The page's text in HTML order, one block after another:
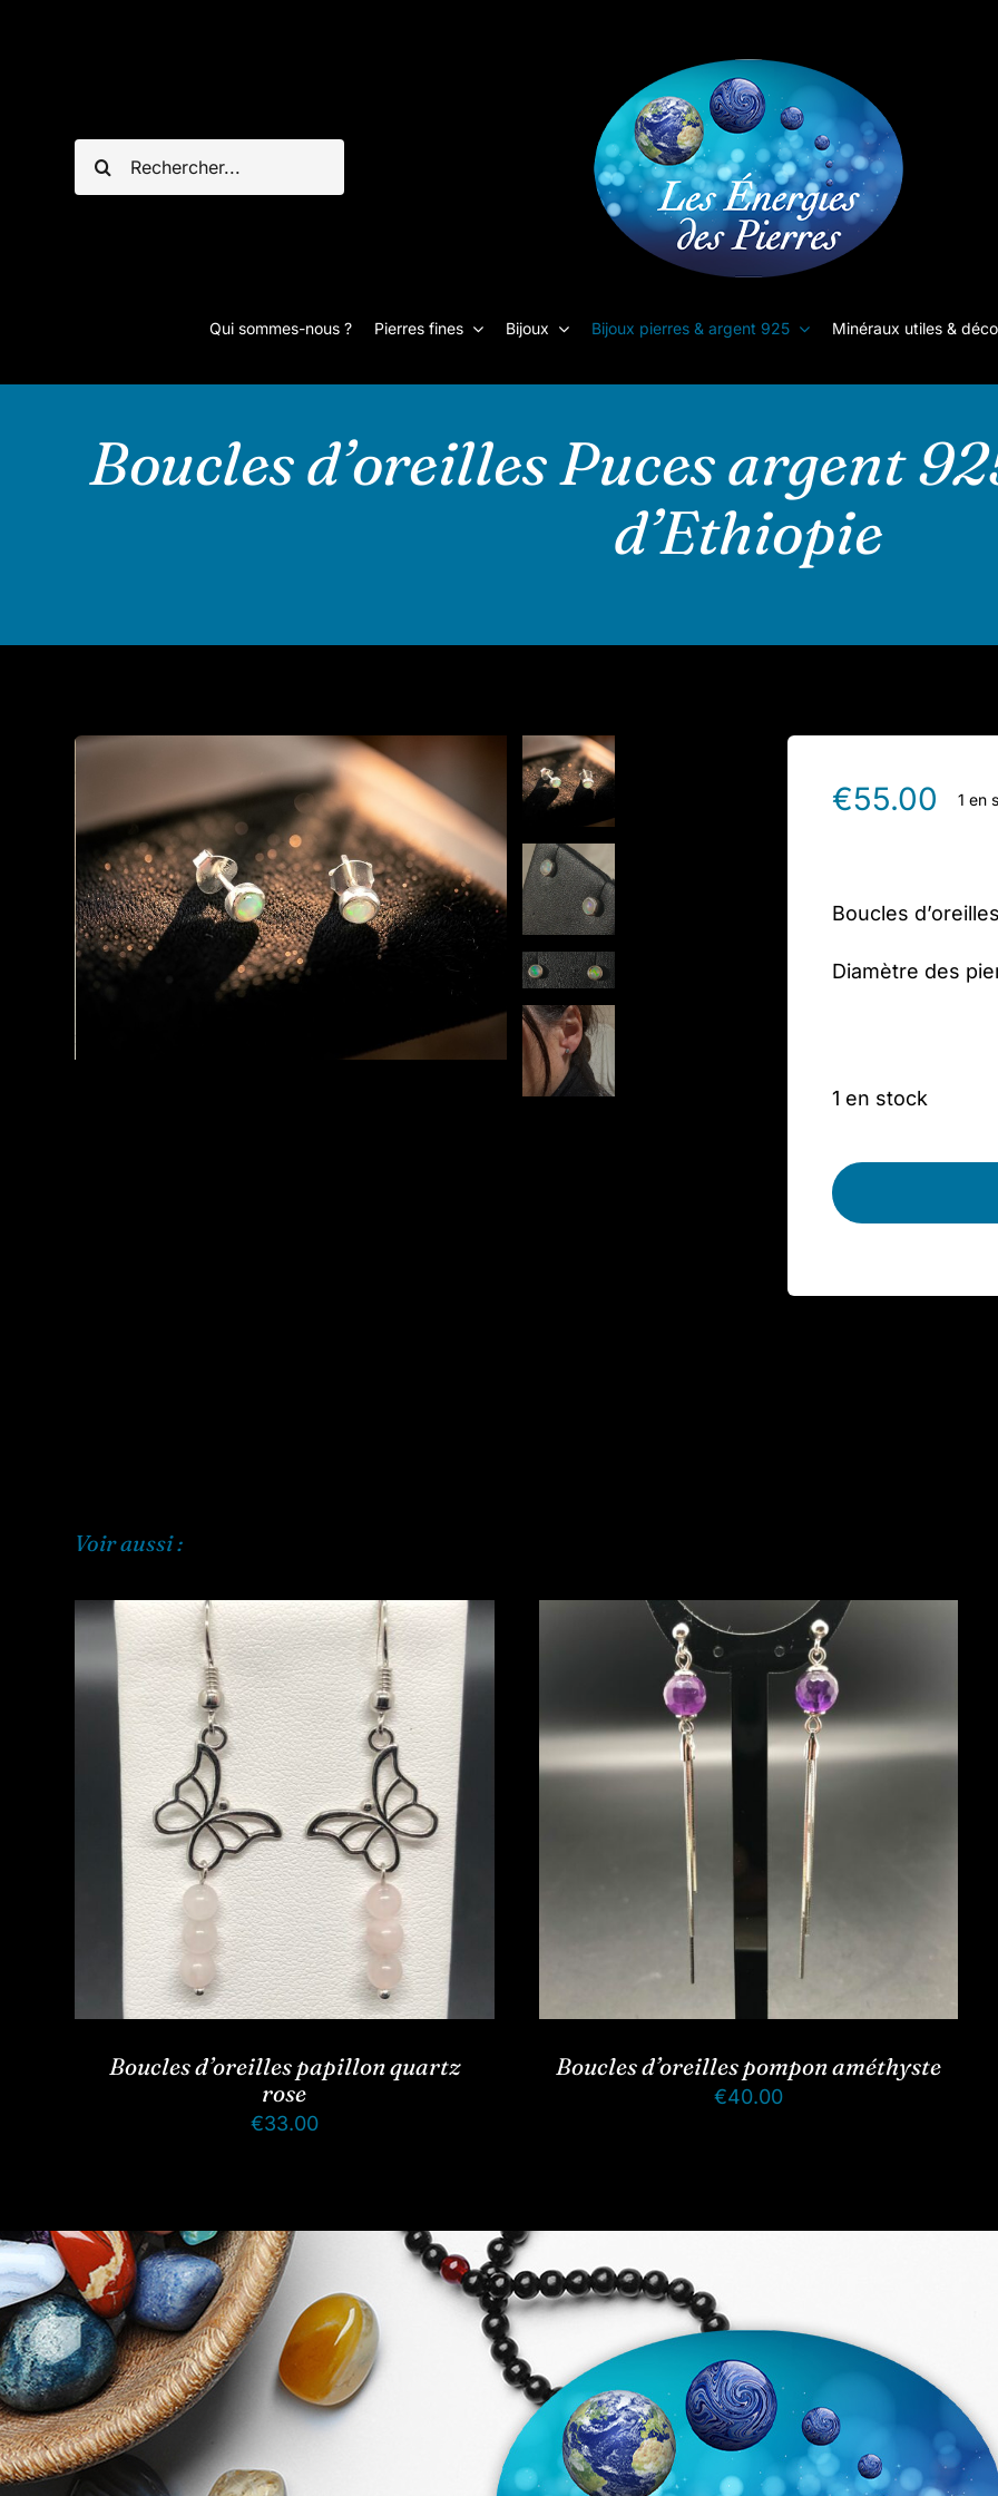
Rechercher:
Qui sommes-nous ? Pierres fines Bijoux Bijoux pierres & argent 925 Minéraux utiles &
Boucles d’oreilles Puces argent
d’Ethiopie
€55.00 1 en
Boucles
Diamètre des
1 en stock
Voir aussi :
Boucles d’oreilles papillon quartz
rose
€33.00
Boucles d’oreilles pompon améthyste
€40.00